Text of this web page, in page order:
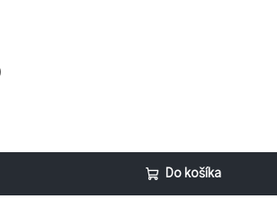
Do košíka